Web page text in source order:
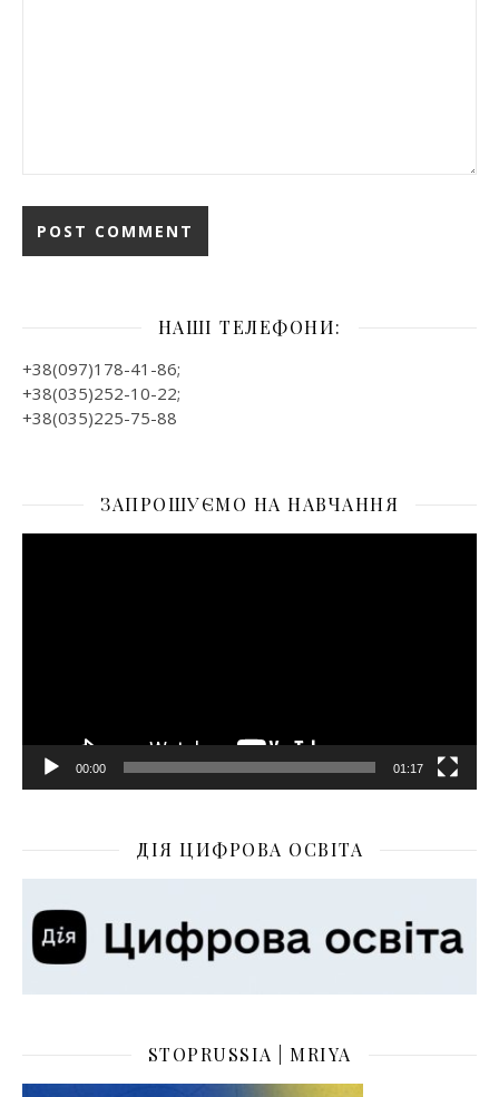
НАШІ ТЕЛЕФОНИ:
+38(097)178-41-86;
+38(035)252-10-22;
+38(035)225-75-88
ЗАПРОШУЄМО НА НАВЧАННЯ
00:00 01:17
ДІЯ ЦИФРОВА ОСВІТА
STOPRUSSIA | MRIYA